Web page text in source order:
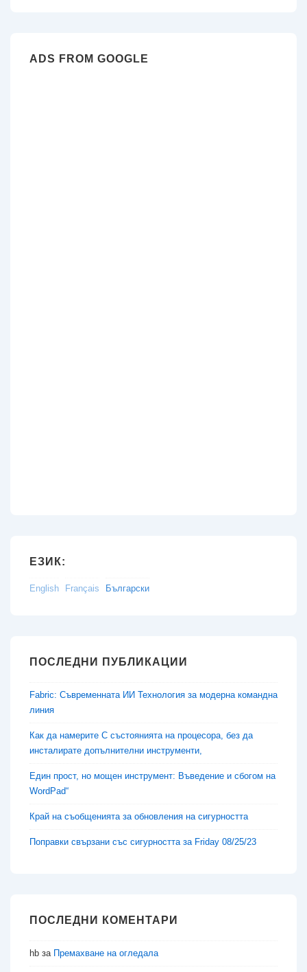
ADS FROM GOOGLE
ЕЗИК:
English Français Български
ПОСЛЕДНИ ПУБЛИКАЦИИ
Fabric: Съвременната ИИ Технология за модерна командна
линия
Как да намерите C състоянията на процесора, без да
инсталирате допълнителни инструменти,
Един прост, но мощен инструмент: Въведение и сбогом на
WordPad“
Край на съобщенията за обновления на сигурността
Поправки свързани със сигурността за Friday 08/25/23
ПОСЛЕДНИ КОМЕНТАРИ
hb за Премахване на огледала